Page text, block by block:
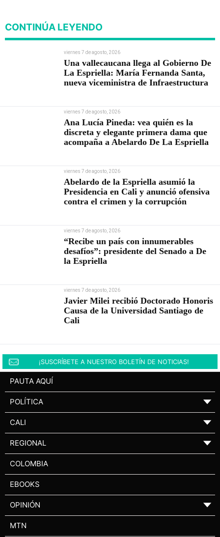
CONTINÚA LEYENDO
viernes 7 de agosto, 2026
Una vallecaucana llega al Gobierno De
La Espriella: María Fernanda Santa,
nueva viceministra de Infraestructura
viernes 7 de agosto, 2026
Ana Lucía Pineda: vea quién es la
discreta y elegante primera dama que
acompaña a Abelardo De La Espriella
viernes 7 de agosto, 2026
Abelardo de la Espriella asumió la
Presidencia en Cali y anunció ofensiva
contra el crimen y la corrupción
viernes 7 de agosto, 2026
“Recibe un país con innumerables
desafíos”: presidente del Senado a De
la Espriella
viernes 7 de agosto, 2026
Javier Milei recibió Doctorado Honoris
Causa de la Universidad Santiago de
Cali
¡SUSCRÍBETE A NUESTRO BOLETÍN DE NOTICIAS!
PAUTA AQUÍ
POLÍTICA ▼
CALI ▼
REGIONAL ▼
COLOMBIA
EBOOKS
OPINIÓN ▼
MTN